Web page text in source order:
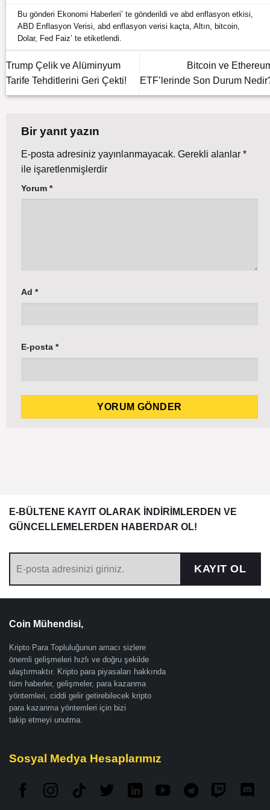
Bu gönderi Ekonomi Haberleri’ te gönderildi veabd enflasyon etkisi
ABD Enflasyon Verisi ,abd enflasyon verisi kaçta ,Altın bitcoin
Dolar, Fed Faiz’ te etiketlendi.
Trump Çelik ve Alüminyum
Tarife Tehditlerini Geri Çekti!
Bitcoin ve
ETF’lerinde Son Durum
Bir yanıt yazın
E-posta adresiniz yayınlanmayacak. Gerekli alanlar *
ile işaretlenmişlerdir
Yorum *
Ad *
E-posta *
E-BÜLTENE KAYIT OLARAK İNDİRİMLERDEN VE
GÜNCELLEMELERDEN HABERDAR OL!
KAYIT OL
Coin Mühendisi,
Kripto Para Topluluğunun amacı sizlere
önemli gelişmeleri hızlı ve doğru şekilde
ulaştırmaktır. Kripto para piyasaları hakkında
tüm haberler, gelişmeler, para kazanma
yöntemleri, ciddi gelir getirebilecek kripto
para kazanma yöntemleri için bizi
takip etmeyi unutma.
Sosyal Medya Hesaplarımız